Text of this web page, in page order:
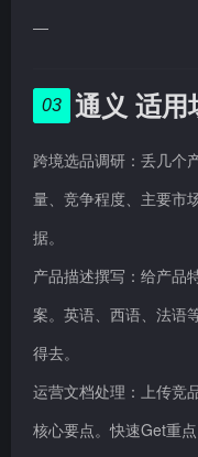
—
03 通义 适用
跨境选品调研：丢几个
量、竞争程度、主要市
据。
产品描述撰写：给产品
案。英语、西语、法语
得去。
运营文档处理：上传竞
核心要点。快速Get重